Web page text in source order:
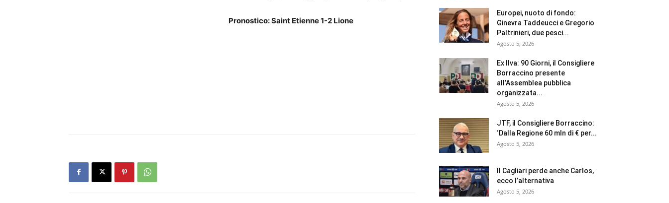
Pronostico: Saint Etienne 1-2 Lione
Europei, nuoto di fondo:
Ginevra Taddeucci e Gregorio
Paltrinieri, due pesci...
Agosto 5, 2026
Ex Ilva: 90 Giorni, il Consigliere
Borraccino presente
all’Assemblea pubblica
organizzata...
Agosto 5, 2026
JTF, il Consigliere Borraccino:
‘Dalla Regione 60 mln di € per...
Agosto 5, 2026
Il Cagliari perde anche Carlos,
ecco l’alternativa
Agosto 5, 2026